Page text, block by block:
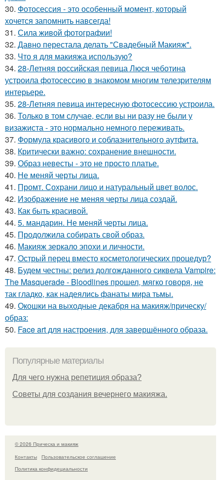
30. Фотосессия - это особенный момент, который
хочется запомнить навсегда!
31. Сила живой фотографии!
32. Давно перестала делать "Свадебный Макияж".
33. Что я для макияжа использую?
34. 28-Летняя российская певица Люся чеботина
устроила фотосессию в знакомом многим телезрителям
интерьере.
35. 28-Летняя певица интересную фотосессию устроила.
36. Только в том случае, если вы ни разу не были у
визажиста - это нормально немного переживать.
37. Формула красивого и соблазнительного аутфита.
38. Критически важно: сохранение внешности.
39. Образ невесты - это не просто платье.
40. Не меняй черты лица.
41. Промт. Сохрани лицо и натуральный цвет волос.
42. Изображение не меняя черты лица создай.
43. Как быть красивой.
44. 5. мандарин. Не меняй черты лица.
45. Продолжила собирать свой образ.
46. Макияж зеркало эпохи и личности.
47. Острый перец вместо косметологических процедур?
48. Будем честны: релиз долгожданного сиквела Vampire:
The Masquerade - Bloodlines прошел, мягко говоря, не
так гладко, как надеялись фанаты мира тьмы.
49. Окошки на выходные декабря на макияж/прическу/
образ:
50. Face art для настроения, для завершённого образа.
Популярные материалы
Для чего нужна репетиция образа?
Советы для создания вечернего макияжа.
© 2026 Прическа и макияж
Контакты
Пользовательское соглашение
Политика конфидециальности